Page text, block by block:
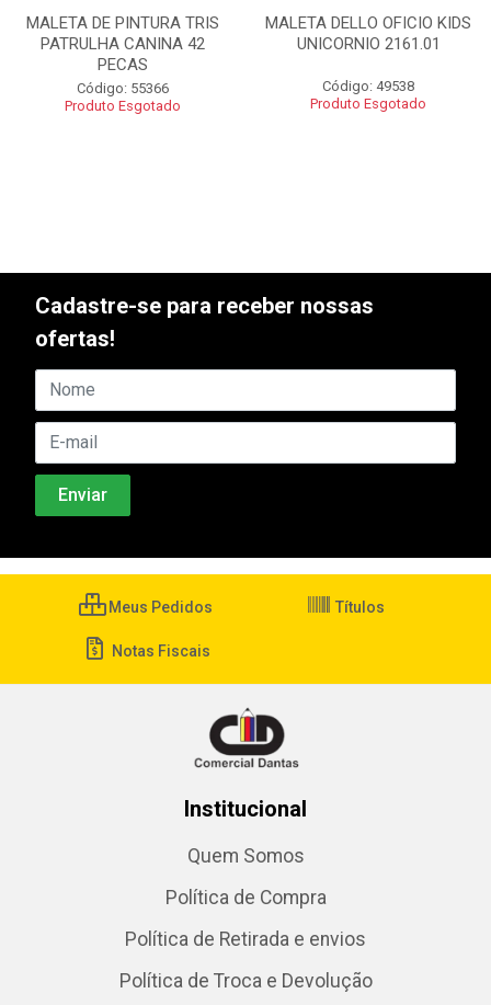
MALETA DE PINTURA TRIS
PATRULHA CANINA 42
PECAS
Código: 55366
Produto Esgotado
MALETA DELLO OFICIO KIDS
UNICORNIO 2161.01
Código: 49538
Produto Esgotado
Cadastre-se para receber nossas
ofertas!
Meus Pedidos Títulos
Notas Fiscais
Institucional
Quem Somos
Política de Compra
Política de Retirada e envios
Política de Troca e Devolução